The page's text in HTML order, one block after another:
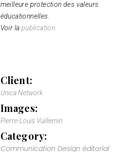
meilleure protection des valeurs
éducationnelles.
Voir la publication
Client:
Unica Network
Images:
Pierre-Louis Vuillemin
Category:
Communication Design éditorial